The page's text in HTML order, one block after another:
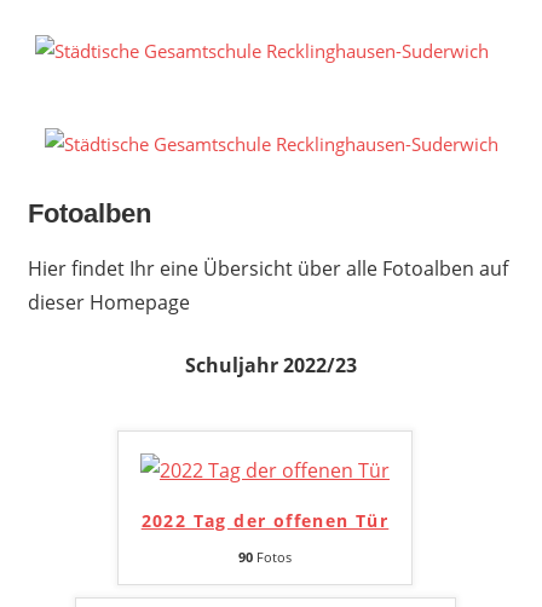
Inhalt
Fotoalben
Hier findet Ihr eine Übersicht über alle Fotoalben auf
dieser Homepage
Schuljahr 2022/23
2022 Tag der offenen Tür
90 Fotos